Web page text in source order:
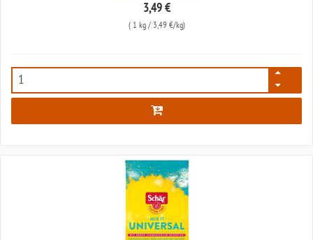
3,49 €
( 1 kg/ 3,49 €/kg)
60